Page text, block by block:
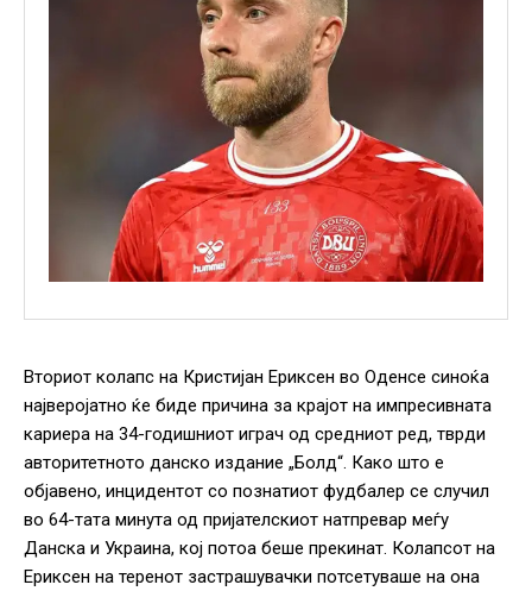
Вториот колапс на Кристијан Ериксен во Оденсе синоќа
најверојатно ќе биде причина за крајот на импресивната
кариера на 34-годишниот играч од средниот ред, тврди
авторитетното данско издание „Болд“. Како што е
објавено, инцидентот со познатиот фудбалер се случил
во 64-тата минута од пријателскиот натпревар меѓу
Данска и Украина, кој потоа беше прекинат. Колапсот на
Ериксен на теренот застрашувачки потсетуваше на она